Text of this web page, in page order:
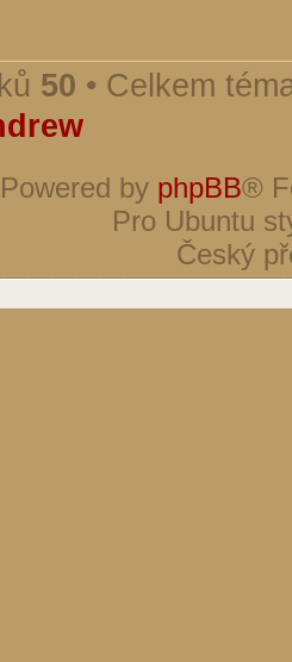
50 • Celkem
Powered by phpBB®
Pro Ubuntu
Český